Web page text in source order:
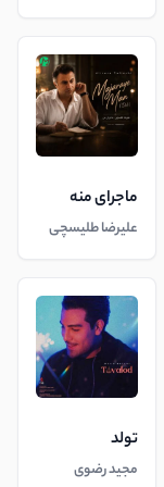
ماجرای منه
علیرضا طلیسچی
تولد
مجید رضوی